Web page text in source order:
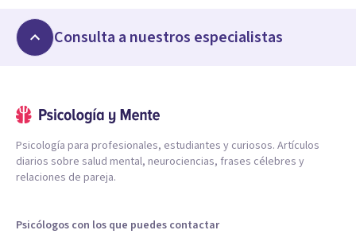
Consulta a nuestros especialistas
Psicología para profesionales, estudiantes y curiosos. Artículos
diarios sobre salud mental, neurociencias, frases célebres y
relaciones de pareja.
Psicólogos con los que puedes contactar